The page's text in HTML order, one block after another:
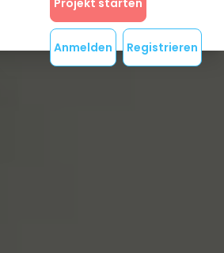
Projekt starten
Anmelden Registrieren